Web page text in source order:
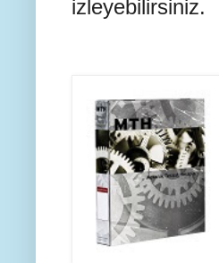
izleyebilirsiniz.